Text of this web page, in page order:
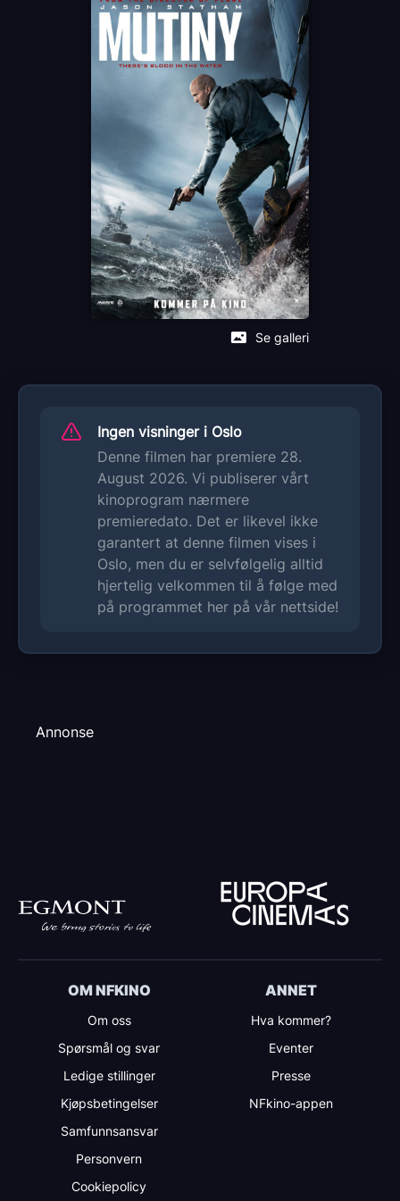
Se galleri
Nordisk Film Distribusjon
Ingen visninger i Oslo
Denne filmen har premiere 28.
August 2026. Vi publiserer vårt
kinoprogram nærmere
premieredato. Det er likevel ikke
garantert at denne filmen vises i
Oslo, men du er selvfølgelig alltid
hjertelig velkommen til å følge med
på programmet her på vår nettside!
Annonse
OM NFKINO
Om oss
Spørsmål og svar
Ledige stillinger
Kjøpsbetingelser
Samfunnsansvar
Personvern
Cookiepolicy
ANNET
Hva kommer?
Eventer
Presse
NFkino-appen